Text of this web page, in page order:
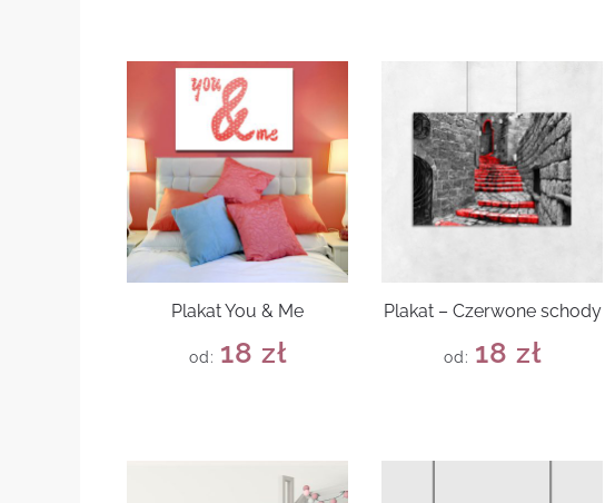
Plakat You & Me
od: 18 zł
Plakat – Czerwone schody
od: 18 zł